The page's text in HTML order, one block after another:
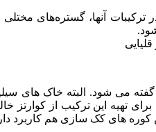
می شود. البته خاک های
برای تهیه این ترکیب از
کک سازی هم کاربرد